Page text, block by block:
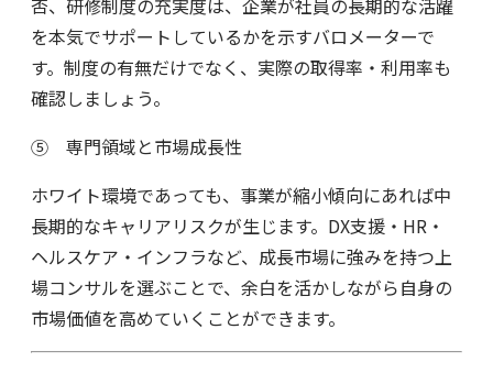
否、研修制度の充実度は、企業が社員の長期的な活躍
を本気でサポートしているかを示すバロメーターで
す。制度の有無だけでなく、実際の取得率・利用率も
確認しましょう。
⑤ 専門領域と市場成長性
ホワイト環境であっても、事業が縮小傾向にあれば中
長期的なキャリアリスクが生じます。DX支援・HR・
ヘルスケア・インフラなど、成長市場に強みを持つ上
場コンサルを選ぶことで、余白を活かしながら自身の
市場価値を高めていくことができます。